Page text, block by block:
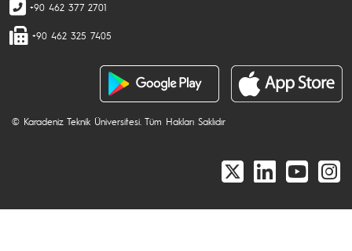
+90 462 377 2701
+90 462 325 7405
© Karadeniz Teknik Üniversitesi. Tüm Hakları Saklıdır